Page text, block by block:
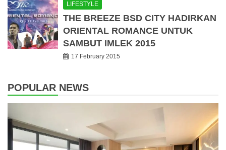
LIFESTYLE
THE BREEZE BSD CITY HADIRKAN
ORIENTAL ROMANCE UNTUK
SAMBUT IMLEK 2015
17 February 2015
POPULAR NEWS